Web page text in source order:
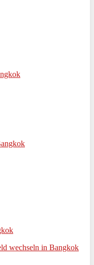
wechseln in Bangkok